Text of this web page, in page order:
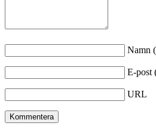
Namn
E-post
URL